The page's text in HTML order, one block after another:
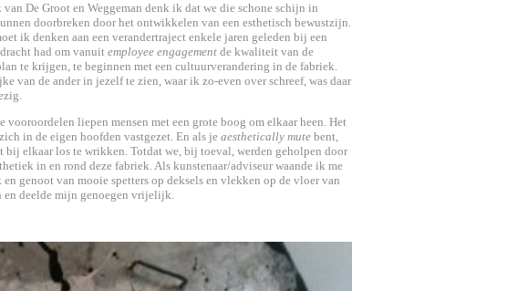
De Groot en Weggeman denk ik dat we die schone schijn in
doorbreken door het ontwikkelen van een esthetisch bewustzijn.
ik denken aan een verandertraject enkele jaren geleden bij een
had om vanuitemployee engagement de kwaliteit van de
te krijgen, te beginnen met een cultuurverandering in de fabriek.
van de ander in jezelf te zien, waar ik zo-even over schreef, was daar
vooroordelen liepen mensen met een grote boog om elkaar heen. Het
in de eigen hoofden vastgezet. En als je aesthetically mute bent,
elkaar los te wrikken. Totdat we, bij toeval, werden geholpen door
in en rond deze fabriek. Als kunstenaar/adviseur waande ik me
en genoot van mooie spetters op deksels en vlekken op de vloer van
en deelde mijn genoegen vrijelijk.